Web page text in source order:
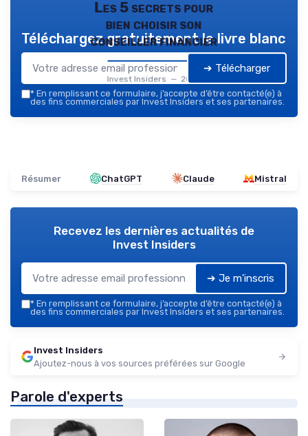
Les 5 secrets pour
bien choisir son
conseiller financier
Invest Insiders — 2026
Téléchargez gratuitement le livre blanc
➔ Télécharger
* En remplissant ce formulaire, j’accepte d’être contacté(e) à
des fins commerciales par Invest Insiders et ses partenaires.
Résumer ChatGPT Claude Mistral
Recevez les dernières actualités de
Invest Insiders
➔ Je m'inscris
* En remplissant ce formulaire, j’accepte d’être contacté(e) à
des fins commerciales par Invest Insiders et ses partenaires.
Invest Insiders
Ajoutez-nous à vos sources préférées sur Google
Parole d'experts